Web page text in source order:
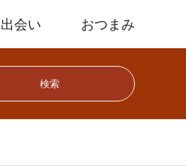
出会い おつまみ